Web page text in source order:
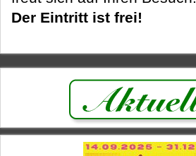
Der Eintritt ist frei!